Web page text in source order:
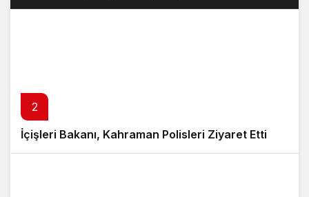
2
İçişleri Bakanı, Kahraman Polisleri Ziyaret Etti